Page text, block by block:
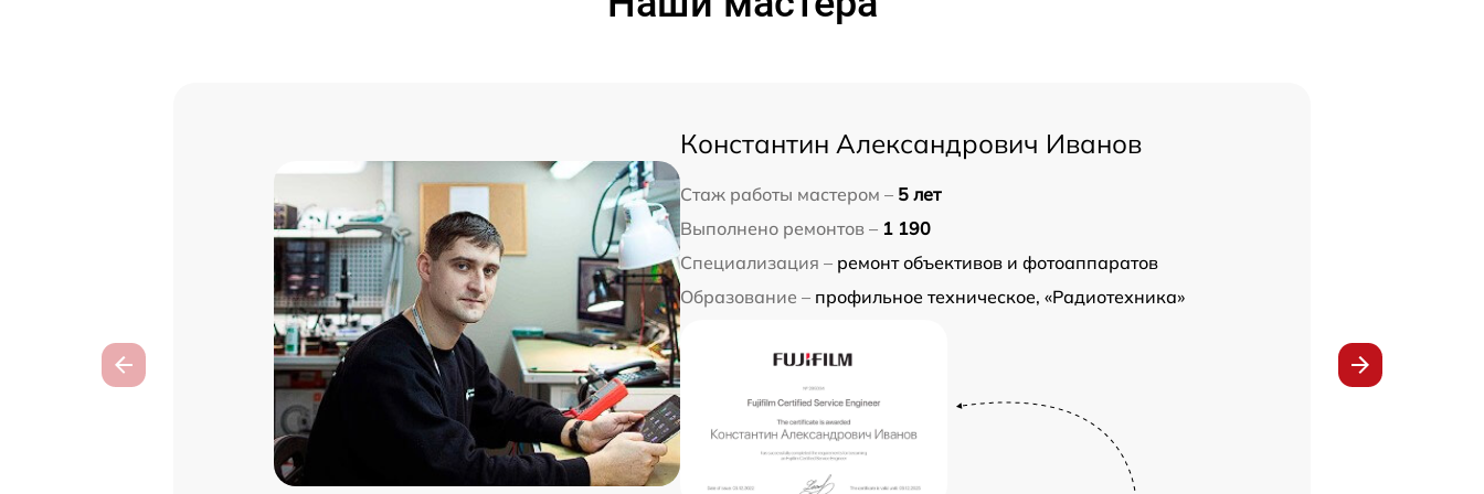
Константин Александрович Иванов
Стаж работы мастером – 5 лет
Выполнено ремонтов – 1 190
Специализация – ремонт объективов и фотоаппаратов
Образование – профильное техническое, «Радиотехника»